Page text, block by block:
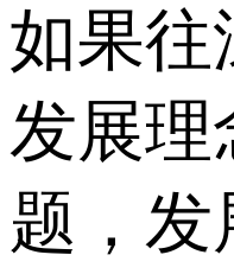
如果往
发展理
题，发